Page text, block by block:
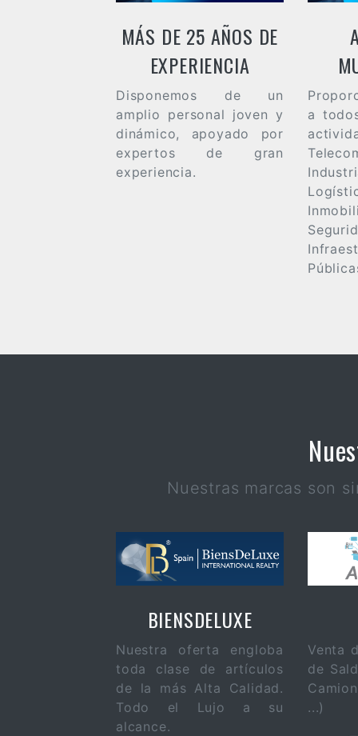
MÁS DE 25 AÑOS DE
EXPERIENCIA
Disponemos de un
amplio personal joven y
dinámico, apoyado por
expertos de gran
experiencia.
a
Nuestras marcas son
BIENSDELUXE
Nuestra oferta engloba
toda clase de artículos
de la más Alta Calidad.
Todo el Lujo a su
alcance.
Venta
de
...)